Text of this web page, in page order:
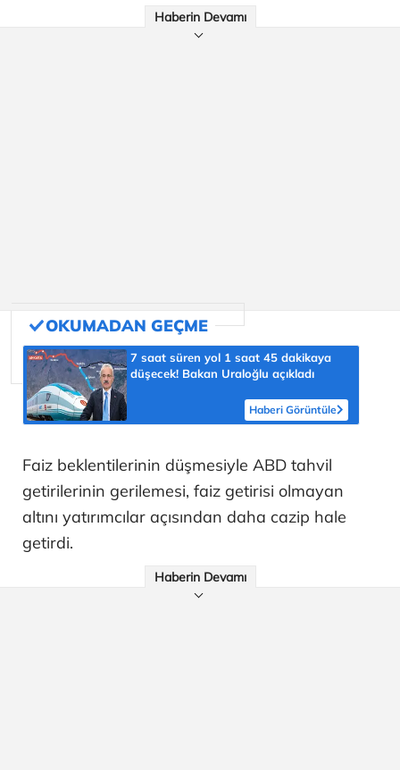
Haberin Devamı
7 saat süren yol 1 saat 45 dakikaya
düşecek! Bakan Uraloğlu açıkladı
Haberi Görüntüle
Faiz beklentilerinin düşmesiyle ABD tahvil
getirilerinin gerilemesi, faiz getirisi olmayan
altını yatırımcılar açısından daha cazip hale
getirdi.
Haberin Devamı